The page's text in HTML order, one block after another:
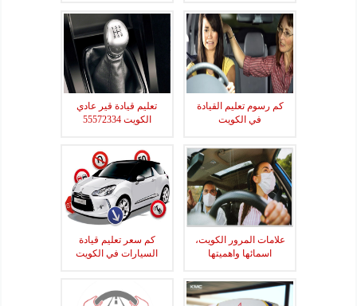
كم رسوم تعليم القيادة
في الكويت
تعليم قيادة قير عادي
الكويت 55572334
علامات المرور الكويت،
اسمائها واهميتها
كم سعر تعليم قيادة
السيارات في الكويت